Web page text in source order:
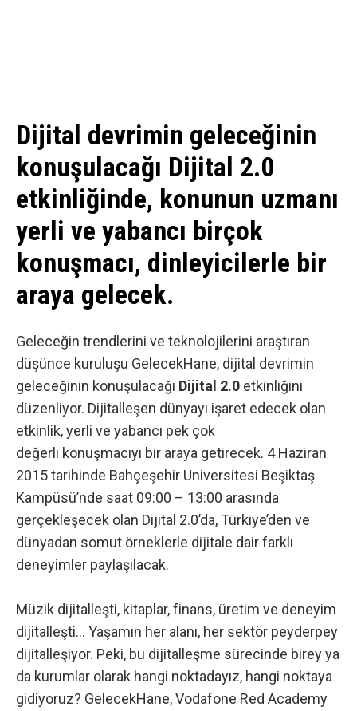
Dijital devrimin geleceğinin
konuşulacağı Dijital 2.0
etkinliğinde, konunun uzmanı
yerli ve yabancı birçok
konuşmacı, dinleyicilerle bir
araya gelecek.
Geleceğin trendlerini ve teknolojilerini araştıran
düşünce kuruluşu GelecekHane, dijital devrimin
geleceğinin konuşulacağı Dijital 2.0 etkinliğini
düzenliyor. Dijitalleşen dünyayı işaret edecek olan
etkinlik, yerli ve yabancı pek çok
değerli konuşmacıyı bir araya getirecek. 4 Haziran
2015 tarihinde Bahçeşehir Üniversitesi Beşiktaş
Kampüsü’nde saat 09:00 – 13:00 arasında
gerçekleşecek olan Dijital 2.0’da, Türkiye’den ve
dünyadan somut örneklerle dijitale dair farklı
deneyimler paylaşılacak.
Müzik dijitalleşti, kitaplar, finans, üretim ve deneyim
dijitalleşti… Yaşamın her alanı, her sektör peyderpey
dijitalleşiyor. Peki, bu dijitalleşme sürecinde birey ya
da kurumlar olarak hangi noktadayız, hangi noktaya
gidiyoruz? GelecekHane, Vodafone Red Academy